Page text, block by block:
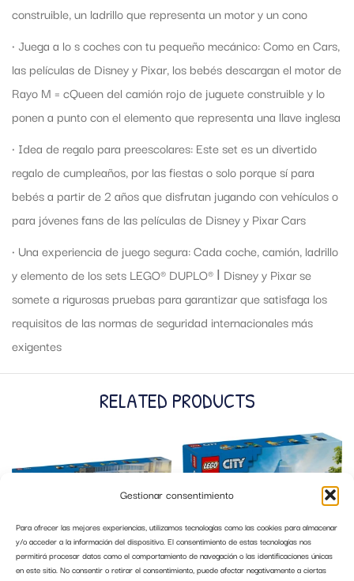
Gestionar consentimiento
Para ofrecer las mejores experiencias, utilizamos tecnologías como las cookies para almacenar
y/o acceder a la información del dispositivo. El consentimiento de estas tecnologías nos
permitirá procesar datos como el comportamiento de navegación o las identificaciones únicas
en este sitio. No consentir o retirar el consentimiento, puede afectar negativamente a ciertas
construible, un ladrillo que representa un motor y un cono
• Juega a lo s coches con tu pequeño mecánico: Como en Cars,
las películas de Disney y Pixar, los bebés descargan el motor de
Rayo M = cQueen del camión rojo de juguete construible y lo
ponen a punto con el elemento que representa una llave inglesa
• Idea de regalo para preescolares: Este set es un divertido
regalo de cumpleaños, por las fiestas o solo porque sí para
bebés a partir de 2 años que disfrutan jugando con vehículos o
para jóvenes fans de las películas de Disney y Pixar Cars
• Una experiencia de juego segura: Cada coche, camión, ladrillo
y elemento de los sets LEGO® DUPLO® ǀ Disney y Pixar se
somete a rigurosas pruebas para garantizar que satisfaga los
requisitos de las normas de seguridad internacionales más
exigentes
RELATED PRODUCTS